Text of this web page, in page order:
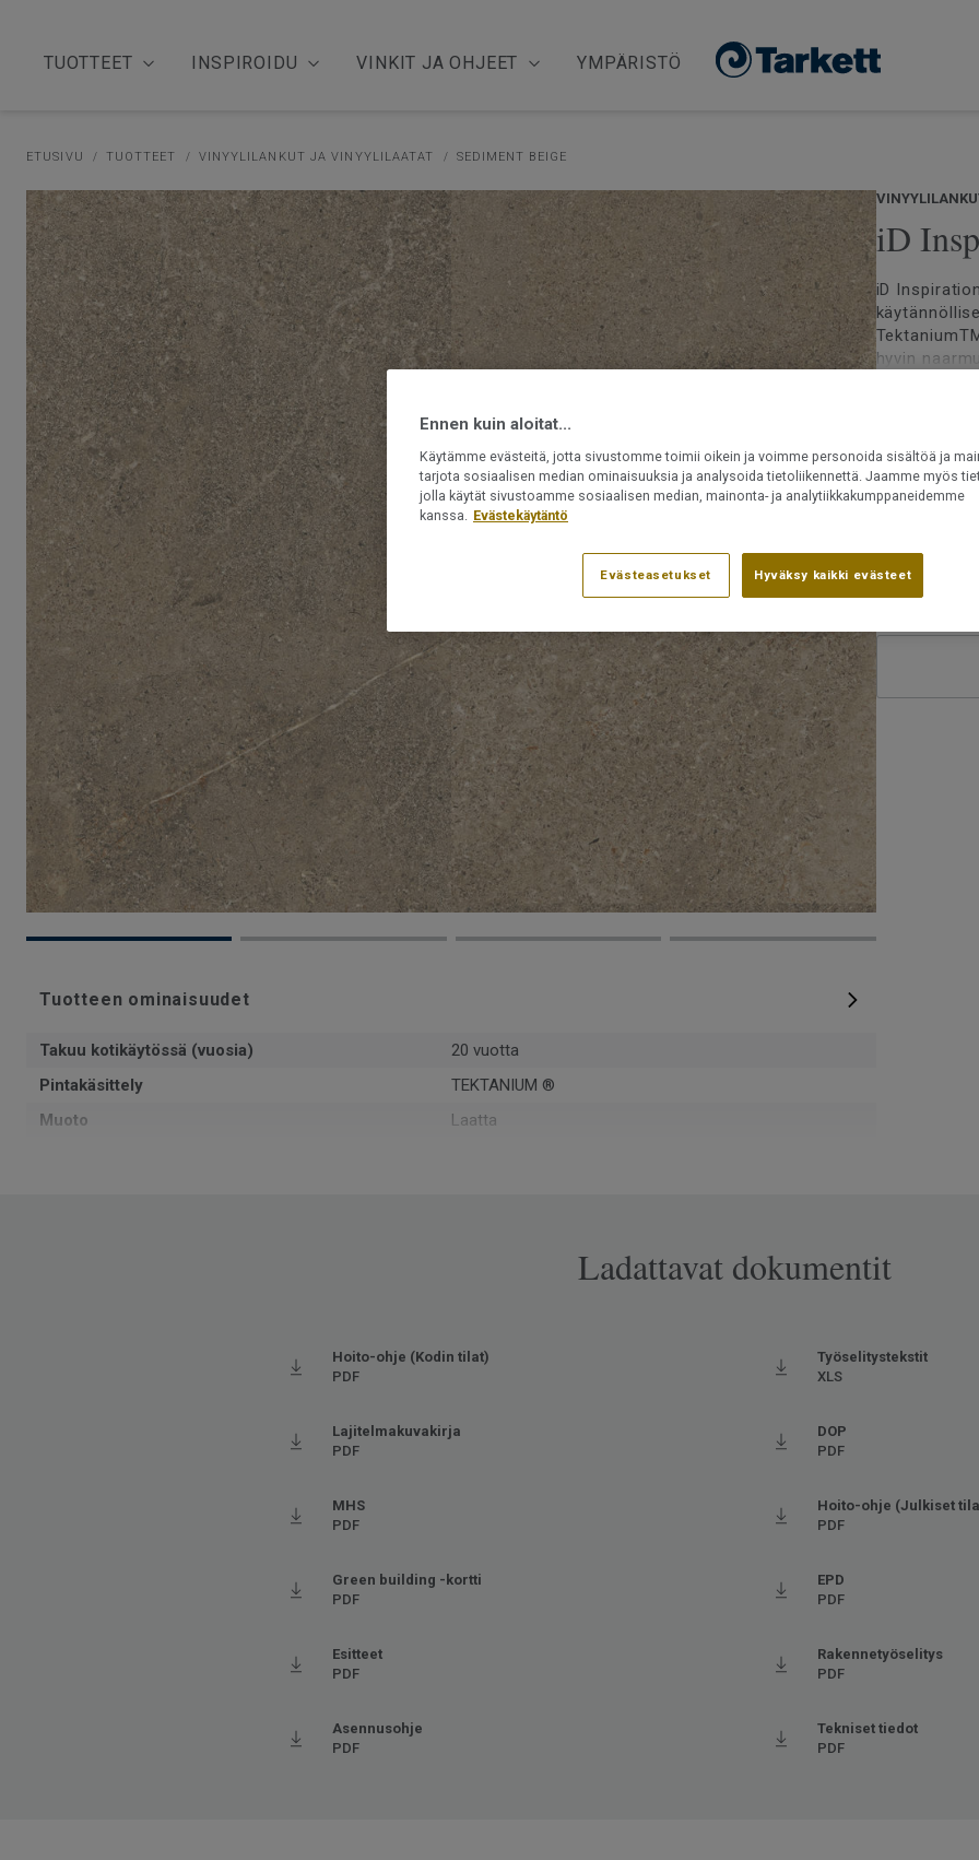
TUOTTEET INSPIROIDU VINKIT JA OHJEET YMPÄRISTÖ
ETUSIVU TUOTTEET VINYYLILANKUT JA VINYYLILAATAT SEDIMENT BEIGE
Tuotteen ominaisuudet
Takuu kotikäytössä (vuosia)
20 vuotta
Pintakäsittely
TEKTANIUM ®
Muoto
Laatta
3.85
24523073
66.66
iD
iD
hyvin
pinta-alalle.
alustaan,
Upea
Tuotenumero:
24523073
Ladattavat dokumentit
Hoito-ohje (Kodin tilat)
PDF
Työselitystekstit
XLS
Lajitelmakuvakirja
PDF
DOP
PDF
MHS
PDF
Hoito-ohje (Julkiset
PDF
Green building -kortti
PDF
EPD
PDF
Esitteet
PDF
Rakennetyöselitys
PDF
Asennusohje
PDF
Tekniset tiedot
PDF
Ennen kuin aloitat...
Käytämme evästeitä, jotta sivustomme toimii oikein ja voimme personoida sisältöä ja
tarjota sosiaalisen median ominaisuuksia ja analysoida tietoliikennettä. Jaamme myös
jolla käytät sivustoamme sosiaalisen median, mainonta- ja analytiikkakumppaneidemme
kanssa. Evästekäytäntö
Evästeasetukset Hyväksy kaikki evästeet